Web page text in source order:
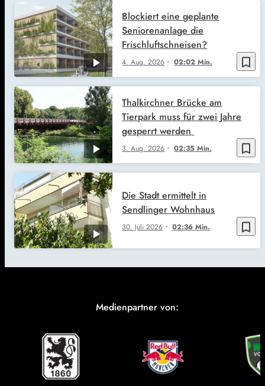
bookmark_border
4. Aug. 2026 02:02 Min.
Blockiert eine geplante
Seniorenanlage die
Frischluftschneisen?
bookmark_border
3. Aug. 2026 02:35 Min.
Thalkirchner Brücke am
Tierpark muss für zwei Jahre
gesperrt werden
bookmark_border
30. Juli 2026 02:36 Min.
Die Stadt ermittelt in
Sendlinger Wohnhaus
Medienpartner von: